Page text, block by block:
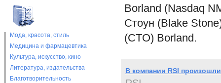
Мода, красота, стиль
Медицина и фармацевтика
Культура, искусство, кино
Литература, издательства
Благотворительность
Borland (Nasdaq
Стоун (Blake
(CTO) Borland.
В компании RSI